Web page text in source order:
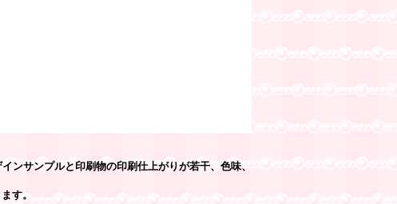
ンサンプルと印刷物の印刷仕上がりが若干、色味、
す。